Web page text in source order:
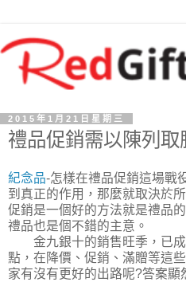
2015年1月21日星期三
禮品促銷需以陳列取
紀念品-怎樣在禮品促銷這場戰
到真正的作用，那麼就取決於
促銷是一個好的方法就是禮品
禮品也是個不錯的主意。
金九銀十的銷售旺季，已成
點，在降價、促銷、滿贈等這
家有沒有更好的出路呢?答案